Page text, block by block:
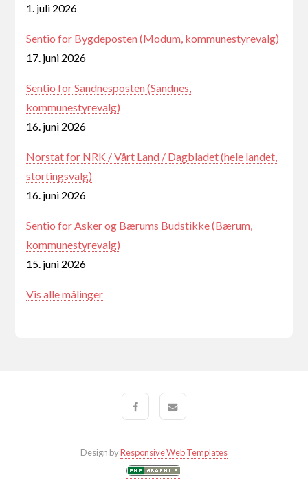
1. juli 2026
Sentio for Bygdeposten (Modum, kommunestyrevalg)
17. juni 2026
Sentio for Sandnesposten (Sandnes,
kommunestyrevalg)
16. juni 2026
Norstat for NRK / Vårt Land / Dagbladet (hele landet,
stortingsvalg)
16. juni 2026
Sentio for Asker og Bærums Budstikke (Bærum,
kommunestyrevalg)
15. juni 2026
Vis alle målinger
Design byResponsive Web Templates